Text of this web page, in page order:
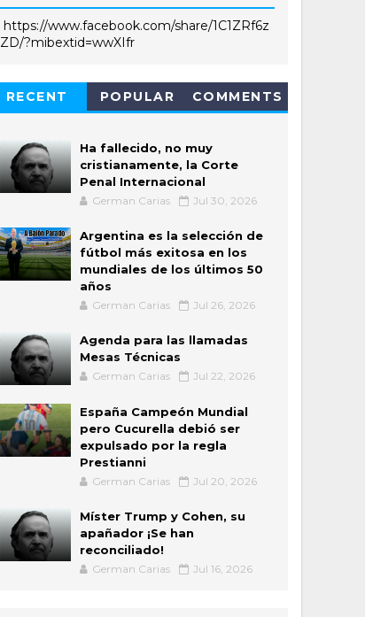
https://www.facebook.com/share/1C1ZRf6z
ZD/?mibextid=wwXIfr
RECENT POPULAR COMMENTS
Ha fallecido, no muy
cristianamente, la Corte
Penal Internacional
German Carias Jul 30, 2026
Argentina es la selección de
fútbol más exitosa en los
mundiales de los últimos 50
años
German Carias Jul 26, 2026
Agenda para las llamadas
Mesas Técnicas
German Carias Jul 22, 2026
España Campeón Mundial
pero Cucurella debió ser
expulsado por la regla
Prestianni
German Carias Jul 20, 2026
Míster Trump y Cohen, su
apañador ¡Se han
reconciliado!
German Carias Jul 16, 2026